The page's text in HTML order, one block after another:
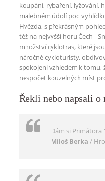
koupání, rybaření, lyžování,
malebném údolí pod
Hvězda, s překrásným
též na nejvyšší horu Čech -
množství cyklotras, které
náročné cykloturisty,
spokojeni vzhledem k tomu,
nespočet kouzelných míst
Řekli nebo napsali o
Dám si Primátora
Miloš Berka /